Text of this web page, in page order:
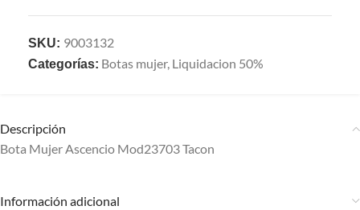
SKU: 9003132
Categorías: Botas mujer, Liquidacion 50%
Descripción
Bota Mujer Ascencio Mod23703 Tacon
Información adicional